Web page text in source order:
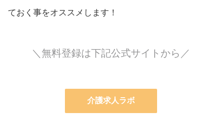
ておく事をオススメします！
＼無料登録は下記公式サイトから／
介護求人ラボ